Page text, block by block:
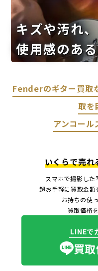
キズや汚れ、
使用感のあ
Fenderのギター買取
取を
アンコール
いくらで売れ
スマホで撮影した
超お手軽に買取金額
お持ちの使
買取価格
LINEで
買